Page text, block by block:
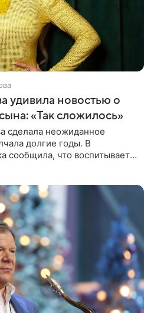
удивила новостью о
«Так сложилось»
сделала неожиданное
долгие годы. В
сообщила, что воспитывает